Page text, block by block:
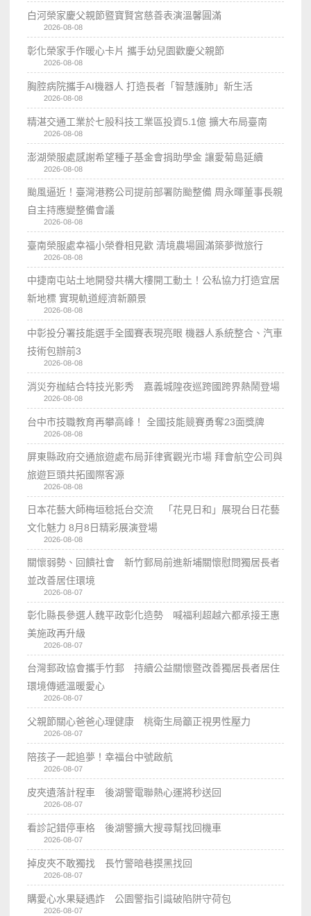
白河榮家慶父親節暨寶賢宮慈善表演溫馨圓滿
2026-08-08
彰化榮家手作暖心卡片 攜手幼兒園歡慶父親節
2026-08-08
胸腔病院攜手AI機器人 打造長者「智慧護肺」新生活
2026-08-08
精湛交通工業於七股科技工業區投資5.1億 擴大布局臺南
2026-08-08
澎湖榮服處感謝希望種子基金會捐助學金 讓愛菊島延續
2026-08-08
颱風逼近！臺灣港務公司提前部署防颱整備 周永暉董事長親
自主持應變整備會議
2026-08-08
臺南榮服處幸福小榮眷相見歡 清境農場圓滿築夢微旅行
2026-08-08
中捷南屯站土地開發共構大樓開工動土！公私協力打造宜居
新地標 實現軌道經濟新願景
2026-08-08
中彰投分署技能選手全國賽表現亮眼 機器人系統整合、汽車
技術包辦前3
2026-08-08
消災夯枷結合特技光影秀 嘉義城隍夜巡跨國跨界熱鬧登場
2026-08-08
台中市技職教育再攀高峰！ 全國技能競賽勇奪23面獎牌
2026-08-08
屏東縣政府交通旅遊處布局菲律賓觀光市場 拜會航空公司與
旅遊巨頭共拓國際客源
2026-08-08
日本花藝大師梅垣稔抵台交流 「花見日和」展現台日花藝
文化魅力 8月8日精彩展演登場
2026-08-08
關懷弱勢、回饋社會 新竹郵局前進新埔關懷慰問獨居長者
並改善居住環境
2026-08-07
彰化縣長參選人魏平政彰化造勢 喊福利超越六都承接王惠
美施政再升級
2026-08-07
台灣郵政協會攜手竹郵 持續公益關懷暨改善獨居長者居住
環境傳遞溫暖愛心
2026-08-07
父親節關心爸爸心理健康 桃衛生局籲正視男性壓力
2026-08-07
陪孩子一起追夢！幸福台中號啟航
2026-08-07
皮夾遺落計程車 後湖警電聯熱心運將秒送回
2026-08-07
看診記錯停車格 後湖警擴大搜尋幫找回機車
2026-08-07
掉皮夾不敢獨找 長竹警暗巷摸黑找回
2026-08-07
購愛心水果疑遇詐 公園警指引識破陷阱守荷包
2026-08-07